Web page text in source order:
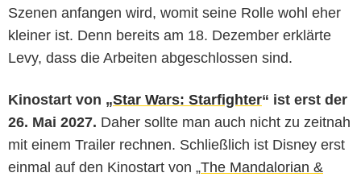
Szenen anfangen wird, womit seine Rolle wohl eher
kleiner ist. Denn bereits am 18. Dezember erklärte
Levy, dass die Arbeiten abgeschlossen sind.
Kinostart von „Star Wars: Starfighter“ ist erst der
26. Mai 2027. Daher sollte man auch nicht zu zeitnah
mit einem Trailer rechnen. Schließlich ist Disney erst
einmal auf den Kinostart von „The Mandalorian &